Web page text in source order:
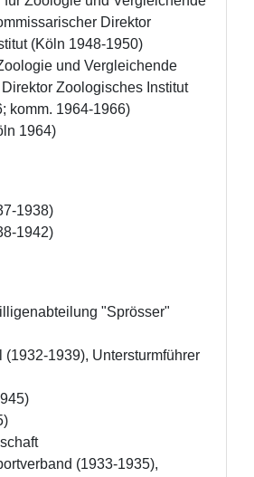
Direktor
(Köln 1948-1950)
und Vergleichende
Zoologisches Institut
komm. 1964-1966)
1964)
1938)
1942)
"Sprösser"
(1932-1939), Untersturmführer
(1933-1935),